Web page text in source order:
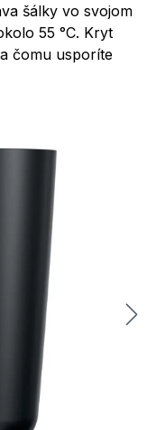
šálky vo svojom
55 °C. Kryt
čomu usporíte